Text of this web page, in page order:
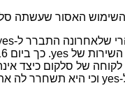
השימוש האסור שעשתה
שלאחרונה התברר ל-
השירות שלyes
לקוחה של סלקום כיצד
yes וכי היא תשחרר לה